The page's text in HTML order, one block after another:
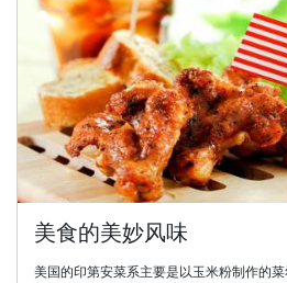
美食的美妙风味
美国的印第安菜系主要是以玉米粉制作的